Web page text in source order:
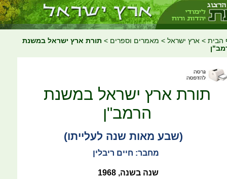
הבית > ארץ ישראל > מאמרים וספרים > תורת ארץ ישראל במשנת
תורת ארץ ישראל במשנת
הרמב"ן
(שבע מאות שנה לעלייתו)
מחבר: חיים ריבלין
שנה בשנה, 1968